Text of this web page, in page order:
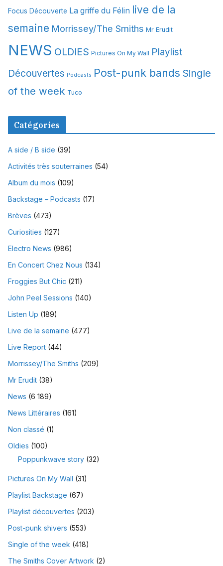
Focus Découverte La griffe du Félin live de la
semaine Morrissey/The Smiths Mr Erudit
NEWS OLDIES Pictures On My Wall Playlist
Découvertes Podcasts Post-punk bands Single
of the week Tuco
Catégories
A side / B side (39)
Activités très souterraines (54)
Album du mois (109)
Backstage – Podcasts (17)
Brèves (473)
Curiosities (127)
Electro News (986)
En Concert Chez Nous (134)
Froggies But Chic (211)
John Peel Sessions (140)
Listen Up (189)
Live de la semaine (477)
Live Report (44)
Morrissey/The Smiths (209)
Mr Erudit (38)
News (6 189)
News Littéraires (161)
Non classé (1)
Oldies (100)
Poppunkwave story (32)
Pictures On My Wall
(31)
Playlist Backstage (67)
Playlist découvertes (203)
Post-punk shivers (553)
Single of the week (418)
The Smiths Cover Artwork (2)